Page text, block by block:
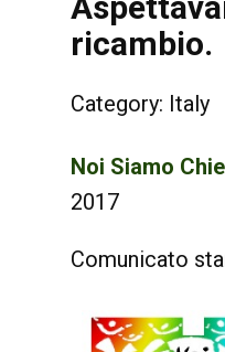
ricambio.
Category: Italy
Noi Siamo
2017
Comunicato